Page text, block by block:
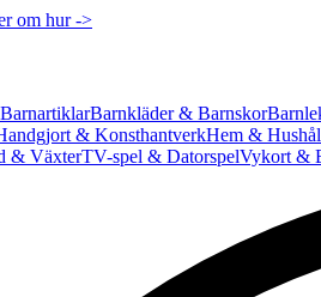
om hur ->
BarnartiklarBarnkläder & Barnskor
& KonsthantverkHem &
& VäxterTV-spel & DatorspelVykort &